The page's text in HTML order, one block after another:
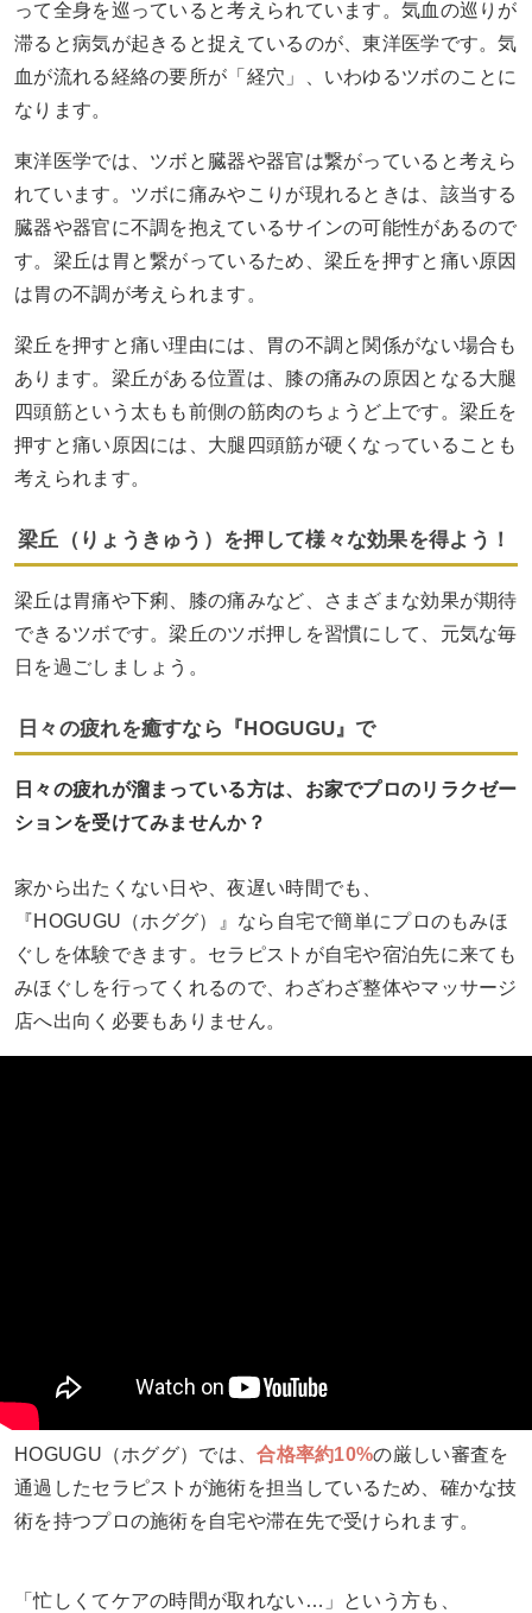
って全身を巡っていると考えられています。気血の巡りが
滞ると病気が起きると捉えているのが、東洋医学です。気
血が流れる経絡の要所が「経穴」、いわゆるツボのことに
なります。
東洋医学では、ツボと臓器や器官は繋がっていると考えら
れています。ツボに痛みやこりが現れるときは、該当する
臓器や器官に不調を抱えているサインの可能性があるので
す。梁丘は胃と繋がっているため、梁丘を押すと痛い原因
は胃の不調が考えられます。
梁丘を押すと痛い理由には、胃の不調と関係がない場合も
あります。梁丘がある位置は、膝の痛みの原因となる大腿
四頭筋という太もも前側の筋肉のちょうど上です。梁丘を
押すと痛い原因には、大腿四頭筋が硬くなっていることも
考えられます。
梁丘（りょうきゅう）を押して様々な効果を得よう！
梁丘は胃痛や下痢、膝の痛みなど、さまざまな効果が期待
できるツボです。梁丘のツボ押しを習慣にして、元気な毎
日を過ごしましょう。
日々の疲れを癒すなら『HOGUGU』で
日々の疲れが溜まっている方は、お家でプロのリラクゼー
ションを受けてみませんか？
家から出たくない日や、夜遅い時間でも、
『HOGUGU（ホググ）』なら自宅で簡単にプロのもみほ
ぐしを体験できます。セラピストが自宅や宿泊先に来ても
みほぐしを行ってくれるので、わざわざ整体やマッサージ
店へ出向く必要もありません。
HOGUGU（ホググ）では、合格率約10%の厳しい審査を
通過したセラピストが施術を担当しているため、確かな技
術を持つプロの施術を自宅や滞在先で受けられます。
「忙しくてケアの時間が取れない…」という方も、